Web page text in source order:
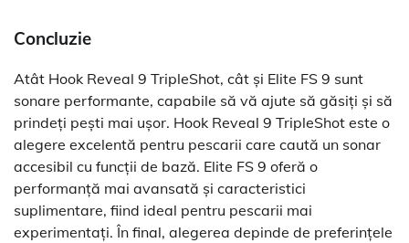
Concluzie
Atât Hook Reveal 9 TripleShot, cât și Elite FS 9 sunt
sonare performante, capabile să vă ajute să găsiți și să
prindeți pești mai ușor. Hook Reveal 9 TripleShot este o
alegere excelentă pentru pescarii care caută un sonar
accesibil cu funcții de bază. Elite FS 9 oferă o
performanță mai avansată și caracteristici
suplimentare, fiind ideal pentru pescarii mai
experimentați. În final, alegerea depinde de preferințele